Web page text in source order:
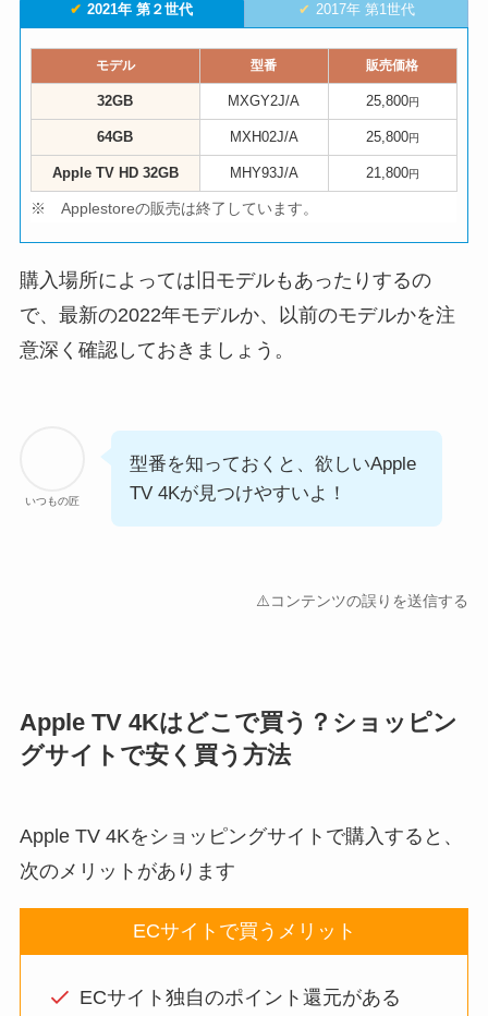
2021年 第２世代 2017年 第1世代
モデル 型番 販売価格
32GB MXGY2J/A 25,800円
64GB MXH02J/A 25,800円
Apple TV HD 32GB MHY93J/A 21,800円
※ Applestoreの販売は終了しています。
購入場所によっては旧モデルもあったりするの
で、最新の2022年モデルか、以前のモデルかを注
意深く確認しておきましょう。
いつもの匠
型番を知っておくと、欲しいApple
TV 4Kが見つけやすいよ！
⚠️コンテンツの誤りを送信する
Apple TV 4Kはどこで買う？ショッピン
グサイトで安く買う方法
Apple TV 4Kをショッピングサイトで購入すると、
次のメリットがあります
ECサイトで買うメリット
ECサイト独自のポイント還元がある